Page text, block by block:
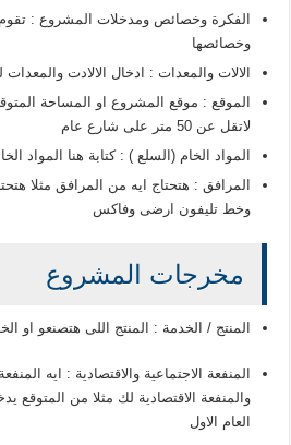
الفكرة وخصائص ومدخلات المشروع :
وخصائصها
الالات والمعدات : ادخال الالادت
الموقع : موقع المشروع او المساحة
لاتقل عن 50 متر على شارع عام
المواد الخام (السلع ) : كتابة هنا المواد
المرافق : هتحتاج ايه من المرافق مثلا
وخط تليفون ارضى وفاكس
مخرجات المشروع
المنتج / الخدمة : المنتج اللى هتصنعو او
المنفعة الاجتماعية والاقتصادية : ايه
العام الاول